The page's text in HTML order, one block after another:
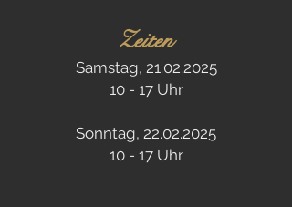
Zeiten
Samstag, 21.02.2025
10 - 17 Uhr
Sonntag, 22.02.2025
10 - 17 Uhr